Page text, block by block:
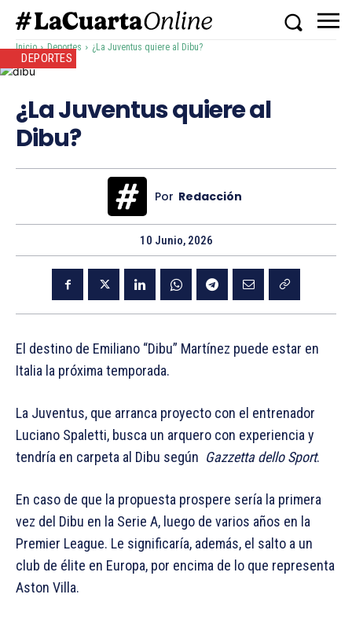
Inicio Deportes ¿La Juventus quiere al Dibu?
DEPORTES
¿La Juventus quiere al
Dibu?
Por Redacción
10 Junio, 2026
El destino de Emiliano “Dibu” Martínez puede estar en
Italia la próxima temporada.
La Juventus, que arranca proyecto con el entrenador
Luciano Spaletti, busca un arquero con experiencia y
tendría en carpeta al Dibu según Gazzetta dello Sport.
En caso de que la propuesta prospere sería la primera
vez del Dibu en la Serie A, luego de varios años en la
Premier League. Le significaría, además, el salto a un
club de élite en Europa, por encima de lo que representa
Aston Villa.